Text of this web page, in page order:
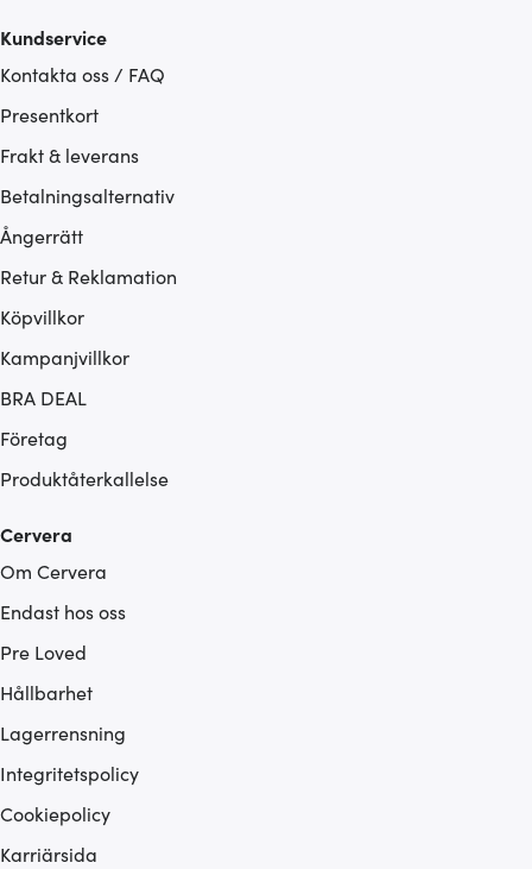
Kundservice
Kontakta oss / FAQ
Presentkort
Frakt & leverans
Betalningsalternativ
Ångerrätt
Retur & Reklamation
Köpvillkor
Kampanjvillkor
BRA DEAL
Företag
Produktåterkallelse
Cervera
Om Cervera
Endast hos oss
Pre Loved
Hållbarhet
Lagerrensning
Integritetspolicy
Cookiepolicy
Karriärsida